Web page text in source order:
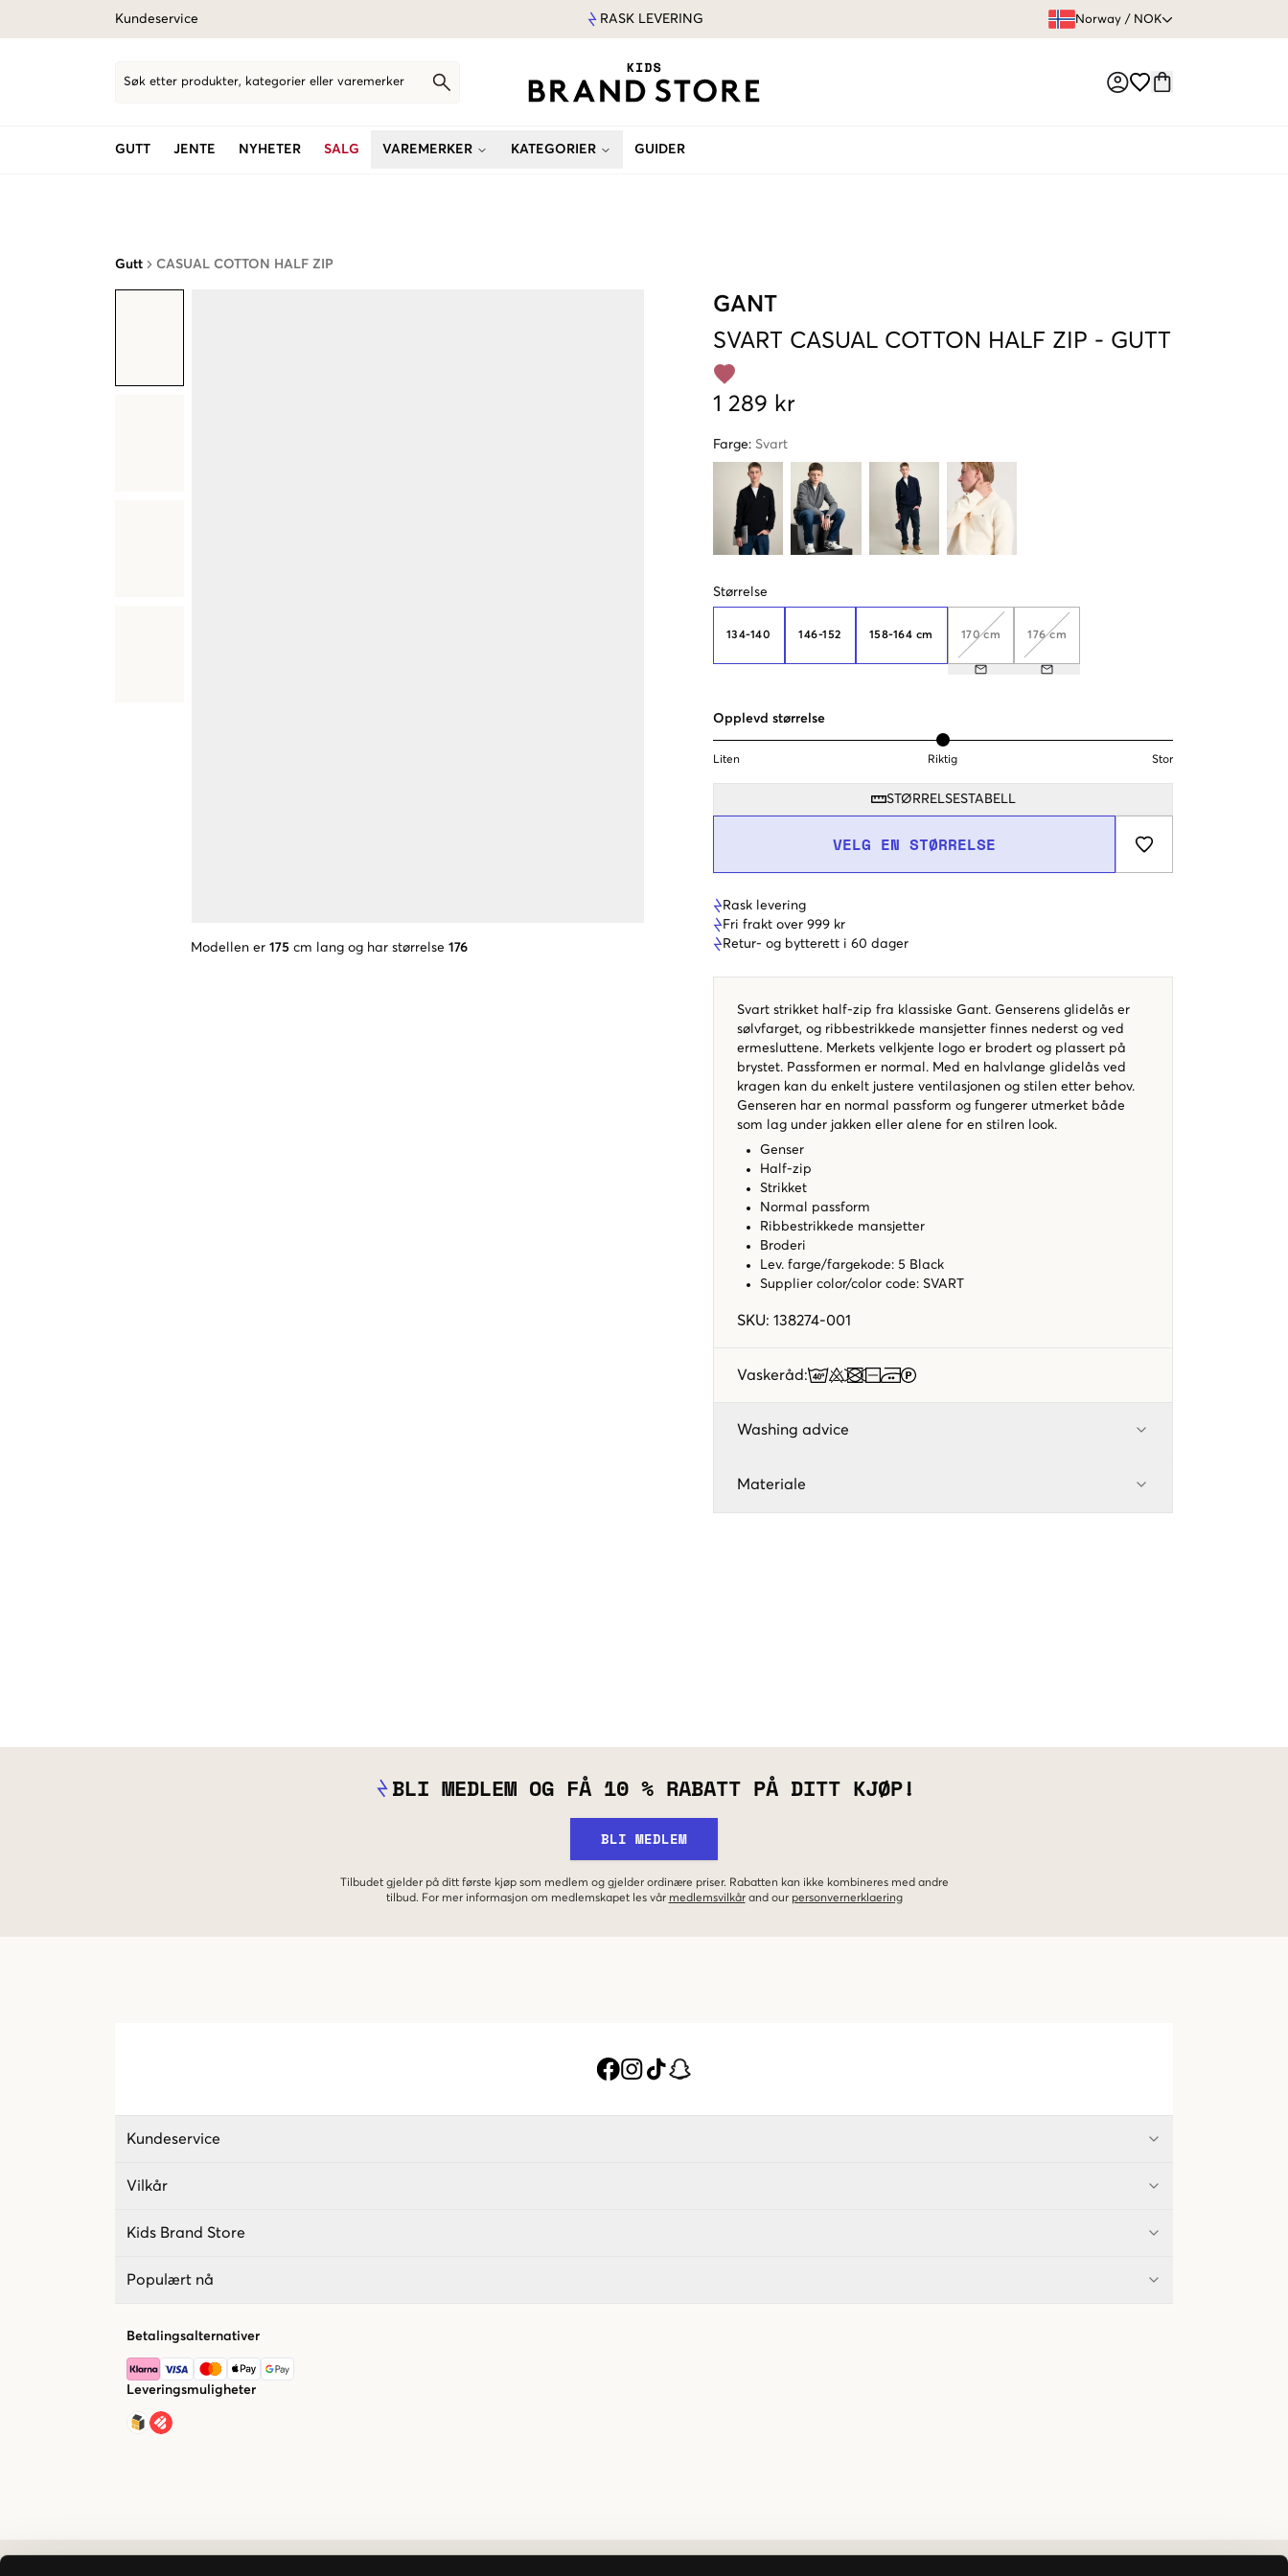
Kundeservice RASK LEVERING Norway / NOK
Søk etter produkter, kategorier eller varemerker
GUTT JENTE NYHETER SALG VAREMERKER KATEGORIER GUIDER
Gutt CASUAL COTTON HALF ZIP
Modellen er 175 cm lang og har størrelse 176
GANT
SVART CASUAL COTTON HALF ZIP - GUTT
1 289 kr
Farge: Svart
Størrelse
134-140 146-152 158-164 cm 170 cm 176 cm
Opplevd størrelse
Liten Riktig Stor
STØRRELSESTABELL
VELG EN STØRRELSE
Rask levering
Fri frakt over 999 kr
Retur- og bytterett i 60 dager
Svart strikket half-zip fra klassiske Gant. Genserens glidelås er
sølvfarget, og ribbestrikkede mansjetter finnes nederst og ved
ermesluttene. Merkets velkjente logo er brodert og plassert på
brystet. Passformen er normal. Med en halvlange glidelås ved
kragen kan du enkelt justere ventilasjonen og stilen etter behov.
Genseren har en normal passform og fungerer utmerket både
som lag under jakken eller alene for en stilren look.
Genser
Half-zip
Strikket
Normal passform
Ribbestrikkede mansjetter
Broderi
Lev. farge/fargekode: 5 Black
Supplier color/color code: SVART
SKU: 138274-001
Vaskeråd:
Washing advice
Materiale
BLI MEDLEM OG FÅ 10 % RABATT PÅ DITT KJØP!
BLI MEDLEM
Tilbudet gjelder på ditt første kjøp som medlem og gjelder ordinære priser. Rabatten kan ikke kombineres med andre
tilbud. For mer informasjon om medlemskapet les vår medlemsvilkår and our personvernerklaering
Kundeservice
Vilkår
Kids Brand Store
Populært nå
Betalingsalternativer
Leveringsmuligheter